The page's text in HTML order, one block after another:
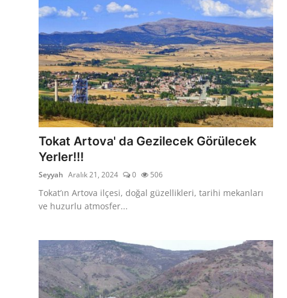
Tokat Artova' da Gezilecek Görülecek
Yerler!!!
Seyyah Aralık 21, 2024 0 506
Tokat’ın Artova ilçesi, doğal güzellikleri, tarihi mekanları
ve huzurlu atmosfer...